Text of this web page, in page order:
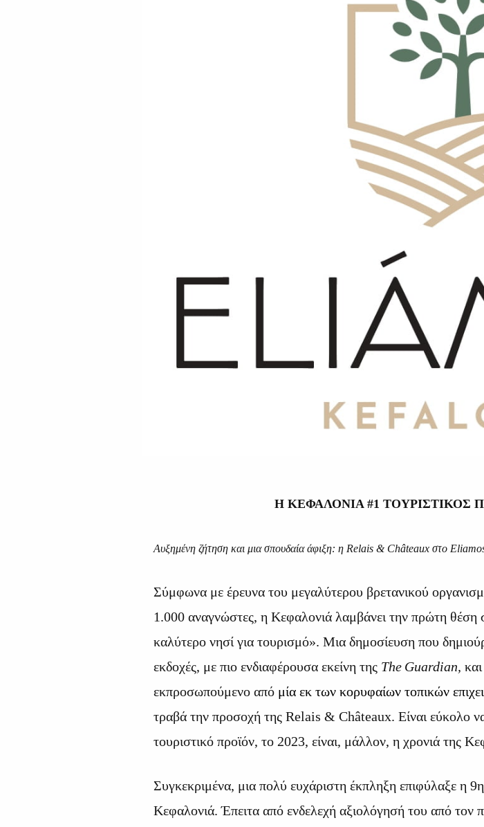
Η ΚΕΦΑΛΟΝΙΑ #1 ΤΟΥΡΙΣΤΙΚΟΣ
Αυξημένη ζήτηση και μια σπουδαία άφιξη: η Relais & Châteaux στο
Σύμφωνα με έρευνα του μεγαλύτερου βρετανικού
1.000 αναγνώστες, η Κεφαλονιά λαμβάνει την πρώτη θέση
καλύτερο νησί για τουρισμό». Μια δημοσίευση που
εκδοχές, με πιο ενδιαφέρουσα εκείνη της The Guardian,
εκπροσωπούμενο από μία εκ των κορυφαίων τοπικών
τραβά την προσοχή της Relais & Châteaux. Είναι εύκολο
τουριστικό προϊόν, το 2023, είναι, μάλλον, η χρονιά της
Συγκεκριμένα, μια πολύ ευχάριστη έκπληξη επιφύλαξε η
Κεφαλονιά. Έπειτα από ενδελεχή αξιολόγησή του από